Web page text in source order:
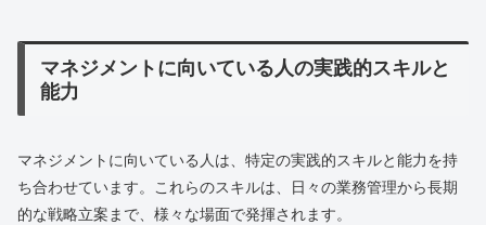
マネジメントに向いている人の実践的スキルと
能力
マネジメントに向いている人は、特定の実践的スキルと能力を持
ち合わせています。これらのスキルは、日々の業務管理から長期
的な戦略立案まで、様々な場面で発揮されます。